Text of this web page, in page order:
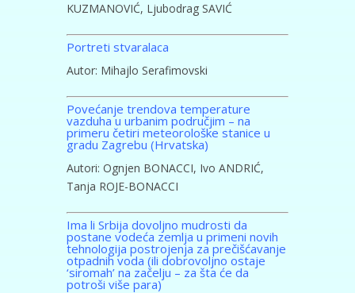
KUZMANOVIĆ, Ljubodrag SAVIĆ
Portreti stvaralaca
Autor: Mihajlo Serafimovski
Povećanje trendova temperature
vazduha u urbanim područjim – na
primeru četiri meteorološke stanice u
gradu Zagrebu (Hrvatska)
Autori: Ognjen BONACCI, Ivo ANDRIĆ,
Tanja ROJE-BONACCI
Ima li Srbija dovoljno mudrosti da
postane vodeća zemlja u primeni novih
tehnologija postrojenja za prečišćavanje
otpadnih voda (ili dobrovoljno ostaje
‘siromah’ na začelju – za šta će da
potroši više para)